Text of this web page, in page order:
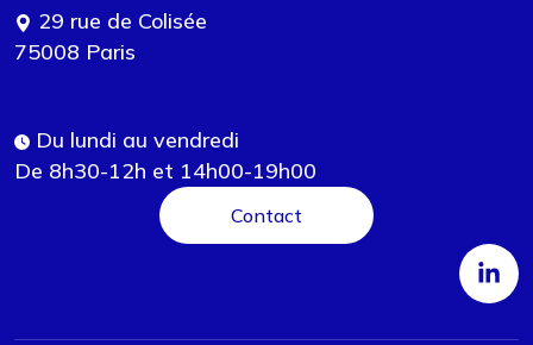
29 rue de Colisée
75008 Paris
Du lundi au vendredi
De 8h30-12h et 14h00-19h00
Contact